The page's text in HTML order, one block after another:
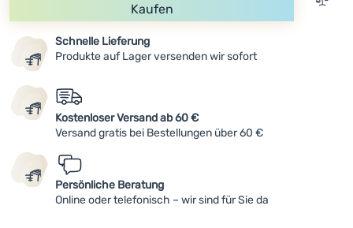
Kaufen Zum
Schnelle Lieferung
Produkte auf Lager versenden wir sofort
Kostenloser Versand ab 60 €
Versand gratis bei Bestellungen über 60 €
Persönliche Beratung
Online oder telefonisch – wir sind für Sie da